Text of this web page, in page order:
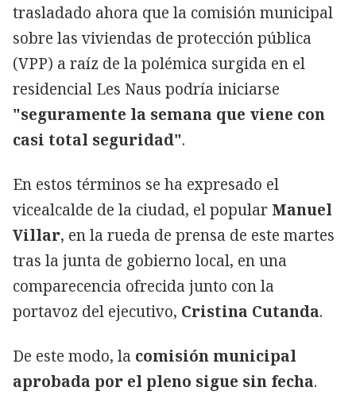
trasladado ahora que la comisión municipal
sobre las viviendas de protección pública
(VPP) a raíz de la polémica surgida en el
residencial Les Naus podría iniciarse
"seguramente la semana que viene con
casi total seguridad".
En estos términos se ha expresado el
vicealcalde de la ciudad, el popular Manuel
Villar, en la rueda de prensa de este martes
tras la junta de gobierno local, en una
comparecencia ofrecida junto con la
portavoz del ejecutivo, Cristina Cutanda.
De este modo, la comisión municipal
aprobada por el pleno sigue sin fecha.